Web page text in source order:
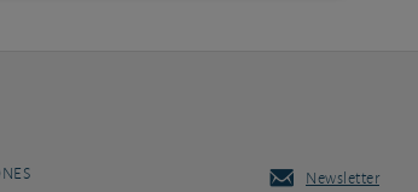
Newsletter